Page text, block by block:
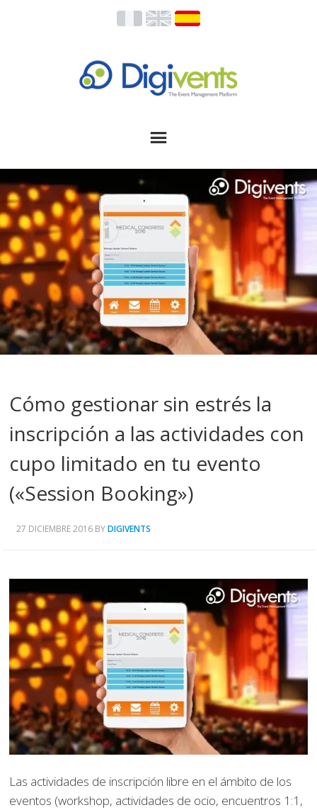
Cómo gestionar sin estrés la
inscripción a las actividades con
cupo limitado en tu evento
(«Session Booking»)
27 DICIEMBRE 2016 BYDIGIVENTS
Las actividades de inscripción libre en el ámbito de los
eventos (workshop, actividades de ocio, encuentros 1:1,